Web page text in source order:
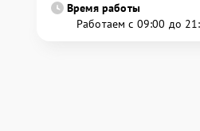
Время работы
Работаем с 09:00 до